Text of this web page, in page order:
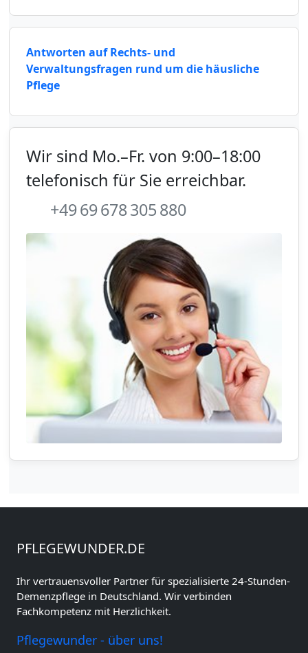
Antworten auf Rechts- und
Verwaltungsfragen rund um die häusliche
Pflege
Wir sind Mo.–Fr. von 9:00–18:00
telefonisch für Sie erreichbar.
+49 69 678 305 880
PFLEGEWUNDER.DE
Ihr vertrauensvoller Partner für spezialisierte 24-Stunden-
Demenzpflege in Deutschland. Wir verbinden
Fachkompetenz mit Herzlichkeit.
Pflegewunder - über uns!